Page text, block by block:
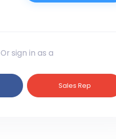
Or sign in as a
Sales Rep